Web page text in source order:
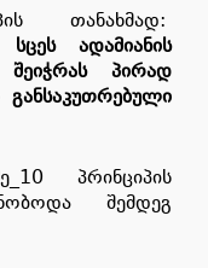
თანახმად:
ადამიანის
პირად
პრინციპის
შემდეგ